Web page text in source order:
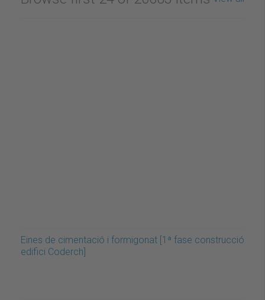
Eines de cimentació i formigonat [1ª fase construcció
edifici Coderch]